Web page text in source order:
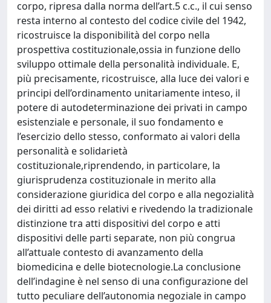
corpo, ripresa dalla norma dell’art.5 c.c., il cui senso
resta interno al contesto del codice civile del 1942,
ricostruisce la disponibilità del corpo nella
prospettiva costituzionale,ossia in funzione dello
sviluppo ottimale della personalità individuale. E,
più precisamente, ricostruisce, alla luce dei valori e
principi dell’ordinamento unitariamente inteso, il
potere di autodeterminazione dei privati in campo
esistenziale e personale, il suo fondamento e
l’esercizio dello stesso, conformato ai valori della
personalità e solidarietà
costituzionale,riprendendo, in particolare, la
giurisprudenza costituzionale in merito alla
considerazione giuridica del corpo e alla negozialità
dei diritti ad esso relativi e rivedendo la tradizionale
distinzione tra atti dispositivi del corpo e atti
dispositivi delle parti separate, non più congrua
all’attuale contesto di avanzamento della
biomedicina e delle biotecnologie.La conclusione
dell’indagine è nel senso di una configurazione del
tutto peculiare dell’autonomia negoziale in campo